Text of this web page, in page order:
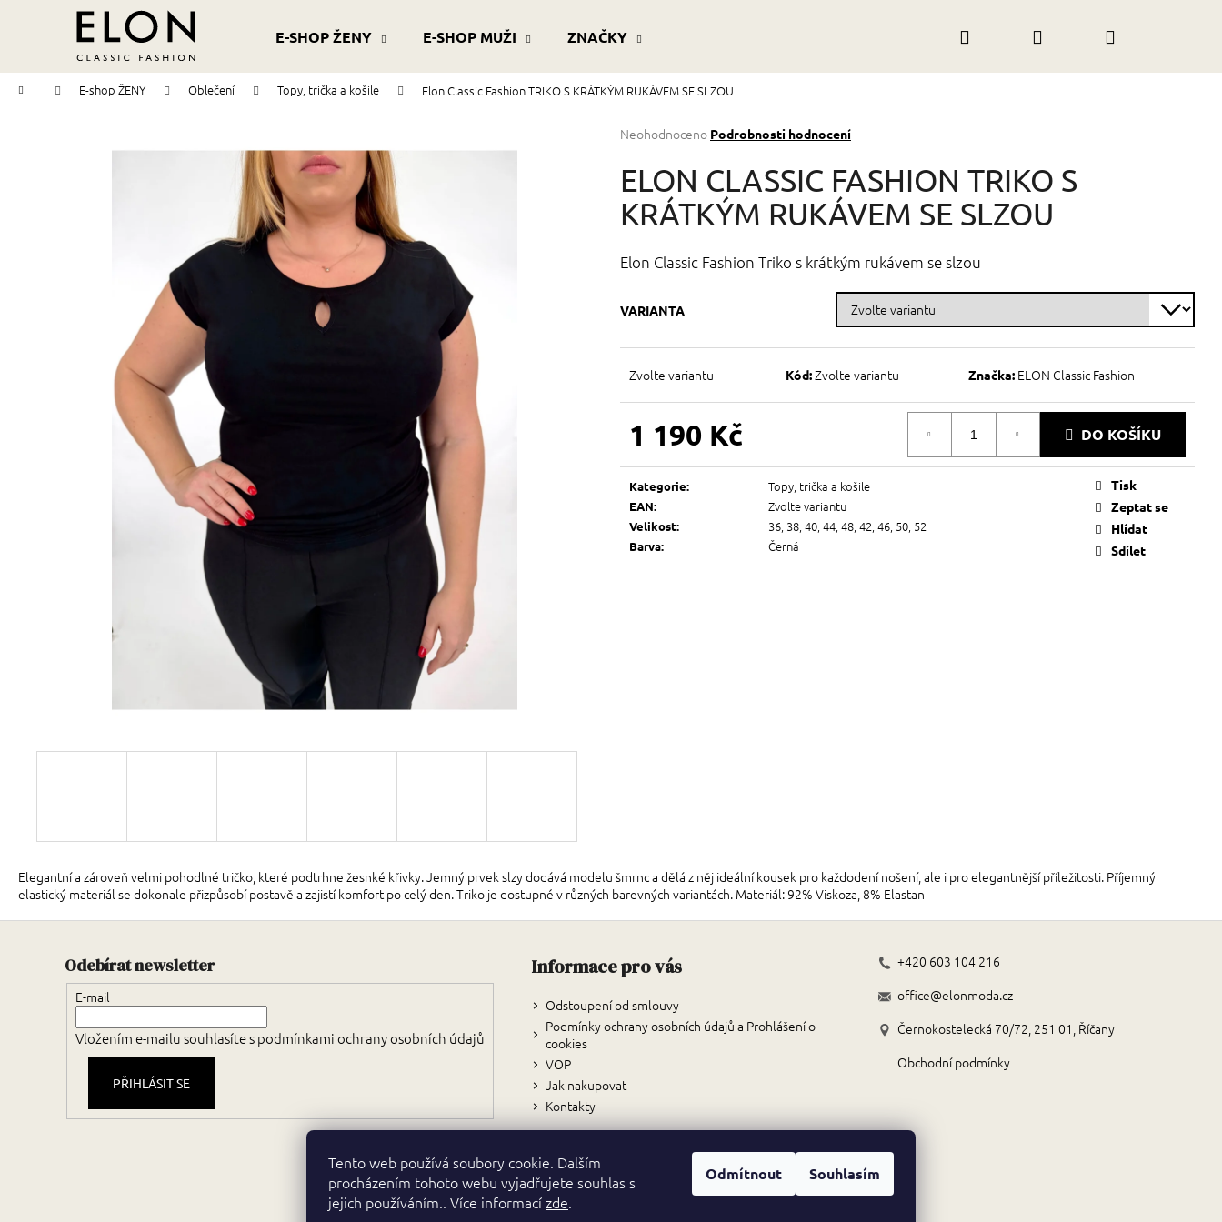
Tento web používá soubory cookie. Dalším
procházením tohoto webu vyjadřujete souhlas s
jejich používáním.. Více informacízde.
Odmítnout Souhlasím
E-SHOP ŽENY E-SHOP MUŽI ZNAČKY Přihlášení
Domů E-shop ŽENY Oblečení Topy, trička a košile Elon Classic Fashion TRIKO S KRÁTKÝM RUKÁVEM SE SLZOU
Průměrné
produktu
je
0,0
hvězdiček.
Neohodnoceno Podrobnosti hodnocení
ELON CLASSIC FASHION TRIKO S
KRÁTKÝM RUKÁVEM SE SLZOU
Elon Classic Fashion Triko s krátkým rukávem se slzou
VARIANTA
Zvolte variantu Kód:Zvolte variantu Značka: ELON Classic Fashion
1 190 Kč
cena:
DO KOŠÍKU
Kategorie: Topy, trička a košile
EAN: Zvolte variantu
Velikost: 36, 38, 40, 44, 48, 42, 46, 50, 52
Barva: Černá
Tisk
Zeptat se
Hlídat
Sdílet
Elegantní a zároveň velmi pohodlné tričko, které podtrhne žesnké křivky. Jemný prvek slzy dodává modelu šmrnc a dělá z něj ideální kousek pro každodení nošení, ale i pro elegantnější příležitosti. Příjemný
elastický materiál se dokonale přizpůsobí postavě a zajistí komfort po celý den. Triko je dostupné v různých barevných variantách. Materiál: 92% Viskoza, 8% Elastan
í
Zpět
do
obchodu
Zpět
do
obchodu
Co potřebujete najít?
HLEDAT
Odebírat newsletter
E-mail
Vložením e-mailu souhlasíte spodmínkami ochrany osobních údajů
PŘIHLÁSIT SE
Informace pro vás
Odstoupení od smlouvy
Podmínky ochrany osobních údajů a Prohlášení o
cookies
VOP
Jak nakupovat
Kontakty
+420 603 104 216
office@elonmoda.cz
Černokostelecká 70/72, 251 01, Říčany
Obchodní podmínky